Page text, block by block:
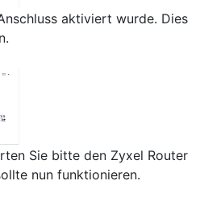
aktiviert wurde. Dies
Sie bitte den Zyxel Router
nun funktionieren.